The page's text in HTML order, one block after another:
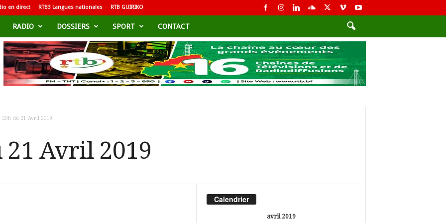
en direct RTB3 Langues nationales RTB GUIRIKO
RADIO DOSSIERS SPORT CONTACT
20h du 21 Avril 2019
21 Avril 2019
Calendrier
avril 2019